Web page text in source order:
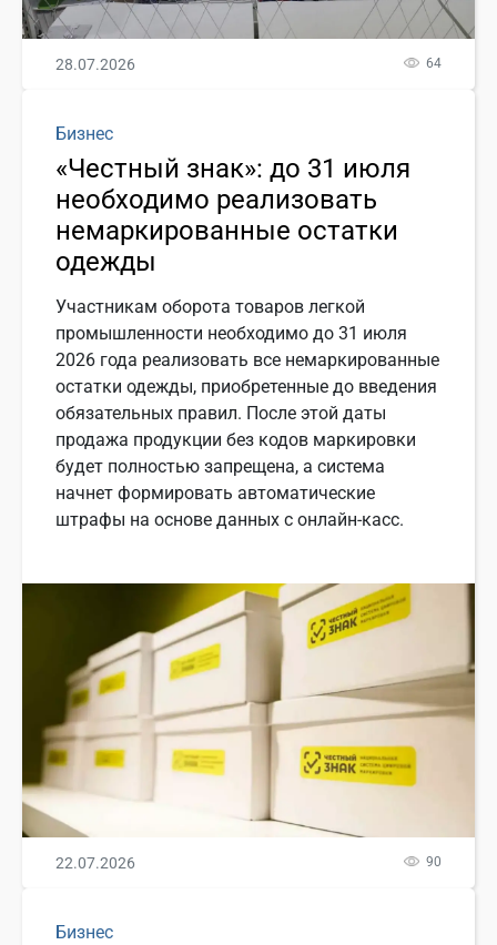
28.07.2026 64
Бизнес
«Честный знак»: до 31 июля
необходимо реализовать
немаркированные остатки
одежды
Участникам оборота товаров легкой
промышленности необходимо до 31 июля
2026 года реализовать все немаркированные
остатки одежды, приобретенные до введения
обязательных правил. После этой даты
продажа продукции без кодов маркировки
будет полностью запрещена, а система
начнет формировать автоматические
штрафы на основе данных с онлайн-касс.
22.07.2026 90
Бизнес